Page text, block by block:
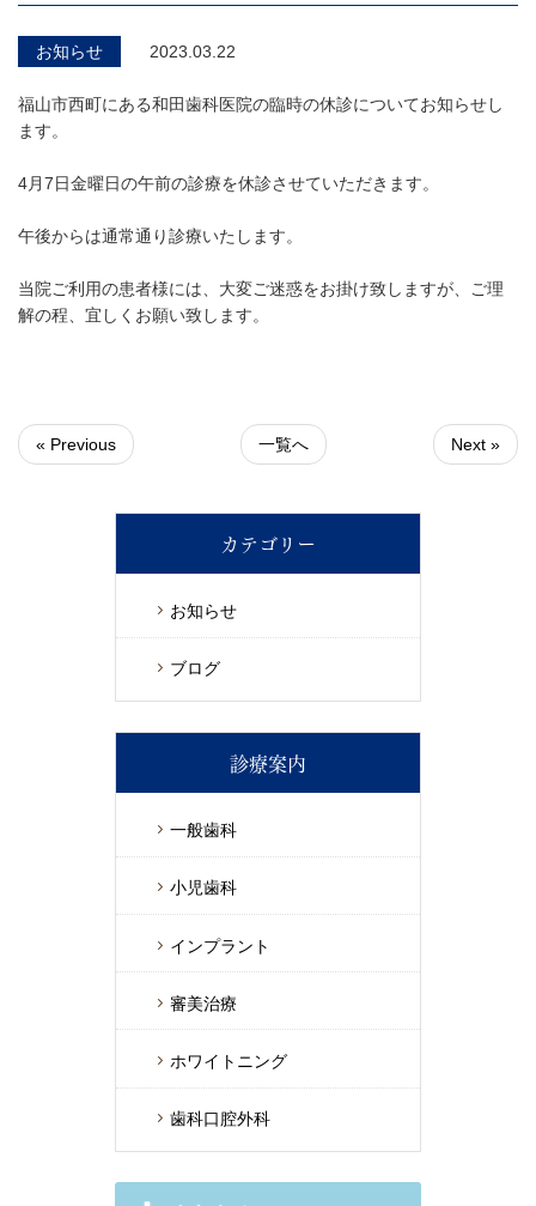
お知らせ 2023.03.22
福山市西町にある和田歯科医院の臨時の休診についてお知らせし
ます。
4月7日金曜日の午前の診療を休診させていただきます。
午後からは通常通り診療いたします。
当院ご利用の患者様には、大変ご迷惑をお掛け致しますが、ご理
解の程、宜しくお願い致します。
« Previous 一覧へ Next »
カテゴリー
お知らせ
ブログ
診療案内
一般歯科
小児歯科
インプラント
審美治療
ホワイトニング
歯科口腔外科